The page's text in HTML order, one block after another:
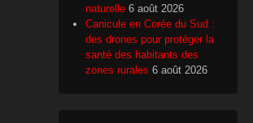
naturelle 6 août 2026
Canicule en Corée du Sud :
des drones pour protéger la
santé des habitants des
zones rurales 6 août 2026